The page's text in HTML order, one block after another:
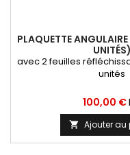
PLAQUETTE
UNITÉS)
avec 2 feuilles
unités
Prix
100,00 €
 Ajouter au